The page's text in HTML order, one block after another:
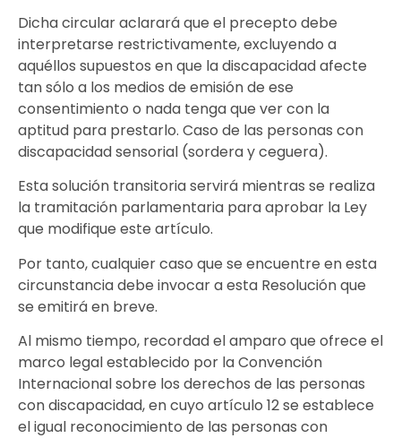
Dicha circular aclarará que el precepto debe
interpretarse restrictivamente, excluyendo a
aquéllos supuestos en que la discapacidad afecte
tan sólo a los medios de emisión de ese
consentimiento o nada tenga que ver con la
aptitud para prestarlo. Caso de las personas con
discapacidad sensorial (sordera y ceguera).
Esta solución transitoria servirá mientras se realiza
la tramitación parlamentaria para aprobar la Ley
que modifique este artículo.
Por tanto, cualquier caso que se encuentre en esta
circunstancia debe invocar a esta Resolución que
se emitirá en breve.
Al mismo tiempo, recordad el amparo que ofrece el
marco legal establecido por la Convención
Internacional sobre los derechos de las personas
con discapacidad, en cuyo artículo 12 se establece
el igual reconocimiento de las personas con